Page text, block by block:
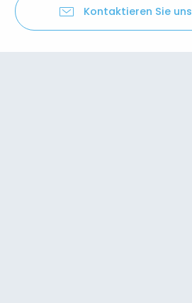
Kontaktieren Sie uns